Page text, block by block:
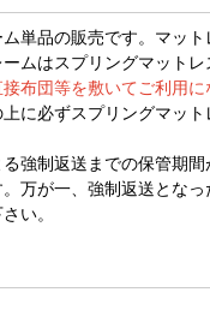
単品の販売です。マッ
ムはスプリングマット
接布団等を敷いてご利用
上に必ずスプリングマッ
強制返送までの保管期
万が一、強制返送とな
い。